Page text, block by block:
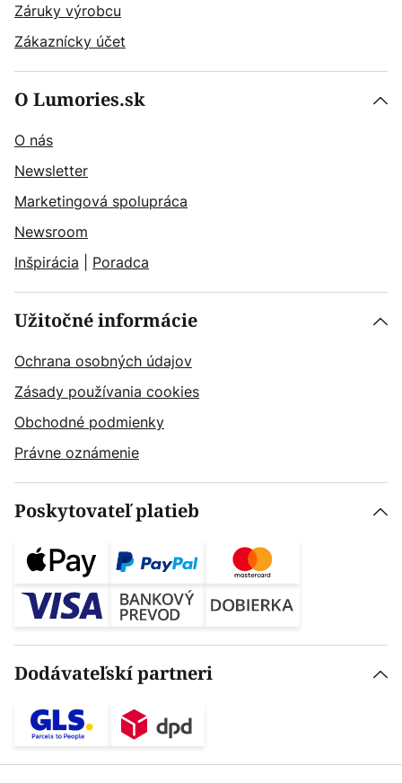
Záruky výrobcu
Zákaznícky účet
O Lumories.sk
O nás
Newsletter
Marketingová spolupráca
Newsroom
Inšpirácia
Poradca
Užitočné informácie
Ochrana osobných údajov
Zásady používania cookies
Obchodné podmienky
Právne oznámenie
Poskytovateľ platieb
Dodávateľskí partneri